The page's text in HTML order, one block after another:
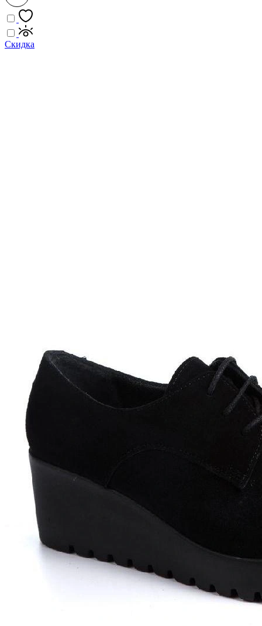
Скидка